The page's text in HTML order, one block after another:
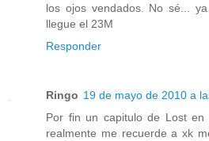
los ojos vendados. No sé...
llegue el 23M
Responder
Ringo 19 de mayo de 2010 a
Por fin un capitulo de Lost en
realmente me recuerde a xk